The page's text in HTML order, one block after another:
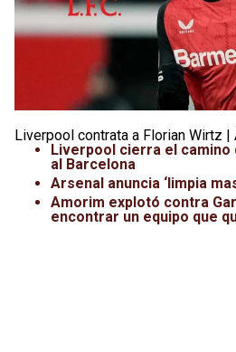
Selección Mexicana
Liverpool contrata a Florian Wirtz |
Liverpool cierra el camino
al Barcelona
Arsenal anuncia ‘limpia
Amorim explotó contra
encontrar un equipo que